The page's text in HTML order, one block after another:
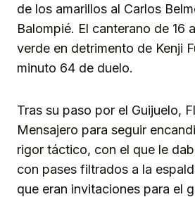
de los amarillos al Carlos
Balompié. El canterano de 16
verde en detrimento de Kenji
minuto 64 de duelo.
Tras su paso por el Guijuelo,
Mensajero para seguir
rigor táctico, con el que le
con pases filtrados a la
que eran invitaciones para el